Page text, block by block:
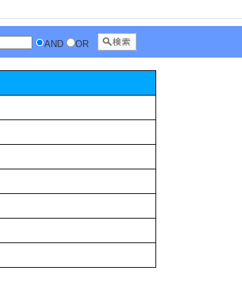
AND OR